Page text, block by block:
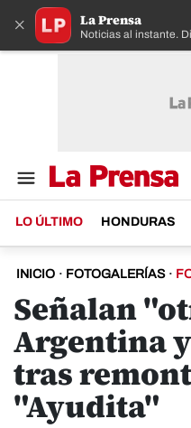
× La Prensa
Noticias al instante.
LO ÚLTIMO HONDURAS
INICIO · FOTOGALERÍAS ·
Señalan
Argentina
tras
"Ayudita"